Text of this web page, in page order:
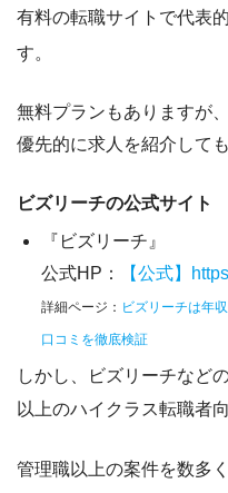
有料の転職サイトで代表
す。
無料プランもありますが、
優先的に求人を紹介して
ビズリーチの公式サイト
『ビズリーチ』
公式HP：
【公式】
詳細ページ： ビズリーチは年
口コミを徹底検証
しかし、ビズリーチなど
以上のハイクラス転職者
管理職以上の案件を数多